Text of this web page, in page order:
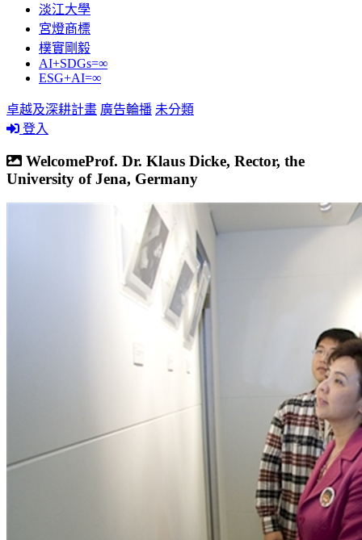
淡江大學
宮燈商標
樸實剛毅
AI+SDGs=∞
ESG+AI=∞
卓越及深耕計畫 廣告輪播 未分類
登入
WelcomeProf. Dr. Klaus Dicke, Rector, the
University of Jena, Germany